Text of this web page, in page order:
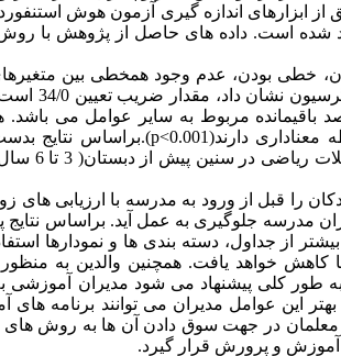
گردیده است. دراین تحقیق از ابزارهای اندازه گیری آزمون هوش
شده است. داده های حاصل از پژوهش با
خطی بودن، عدم وجود همخطی بین
بین، و استقلال خطاها) به تفکیک متغیرهای پیش بین
های کلامی، 34 درصد توانایی پیش بینی مشکلات ریاضی را دارند و 66 درصد باقیمانده مربوط به سایر
دارند(p<0.001).براساس نتایج
معادله رگرسیون متغیرهای استدلال کمی
را قبل از ورود به مدرسه با ارزیابی های
مدرسه جلوگیری به عمل آید. براساس
از جداول، دسته بندی ها و نمودارها
کاهش خواهد یافت. همچنین والدین به
طور کلی پیشنهاد می شود مدیران آموزشی
این عوامل مدیران می توانند برنامه های
معلمان در جهت سوق دادن آن ها به روش
و پرورش قرار گیرد.